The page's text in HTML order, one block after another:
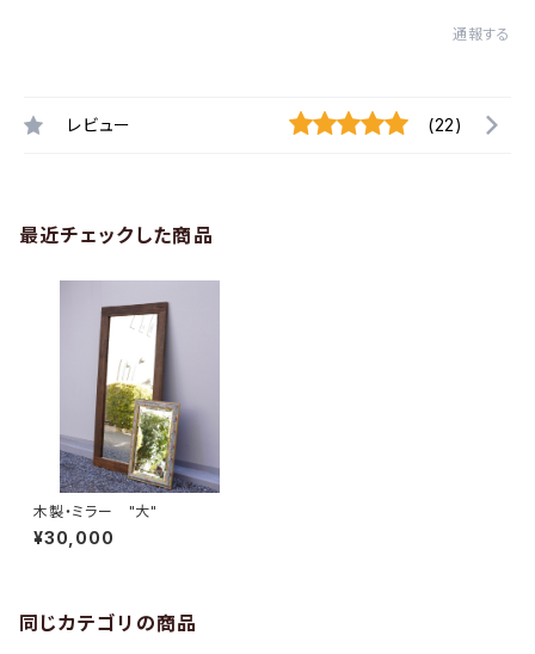
通報する
レビュー (22)
最近チェックした商品
木製・ミラー "大"
¥30,000
同じカテゴリの商品